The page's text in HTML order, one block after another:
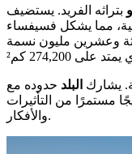
بتراثه الفريد. يستضيف
مما يشكل فسيفساء
وعشرين مليون نسمة
يشارك البلد حدوده مع
مستمرًا من التأثيرات
والأفكار.